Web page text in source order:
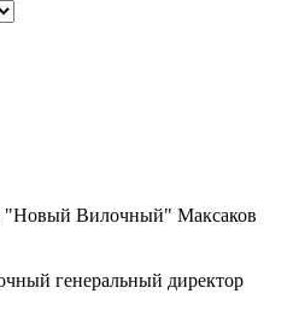
"Новый Вилочный" Максаков